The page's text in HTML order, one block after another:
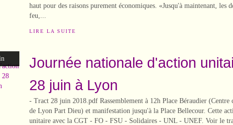
haut pour des raisons purement économiques. «Jusqu'à maintenant, les
feu,...
LIRE LA SUITE
Journée nationale d'action
28 juin à Lyon
- Tract 28 juin 2018.pdf Rassemblement à 12h Place Béraudier (Centre
de Lyon Part Dieu) et manifestation jusqu'à la Place Bellecour. Cette
unitaire avec la CGT - FO - FSU - Solidaires - UNL - UNEF. Voir le